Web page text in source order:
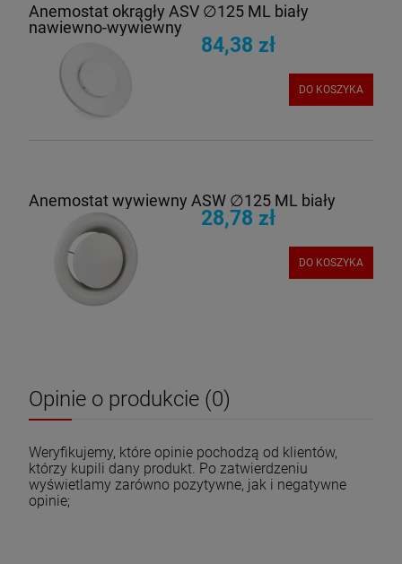
Anemostat okrągły ASV ∅125 ML biały
nawiewno-wywiewny
84,38 zł
DO KOSZYKA
Anemostat wywiewny ASW ∅125 ML biały
28,78 zł
DO KOSZYKA
Opinie o produkcie (0)
Weryfikujemy, które opinie pochodzą od klientów,
którzy kupili dany produkt. Po zatwierdzeniu
wyświetlamy zarówno pozytywne, jak i negatywne
opinie;